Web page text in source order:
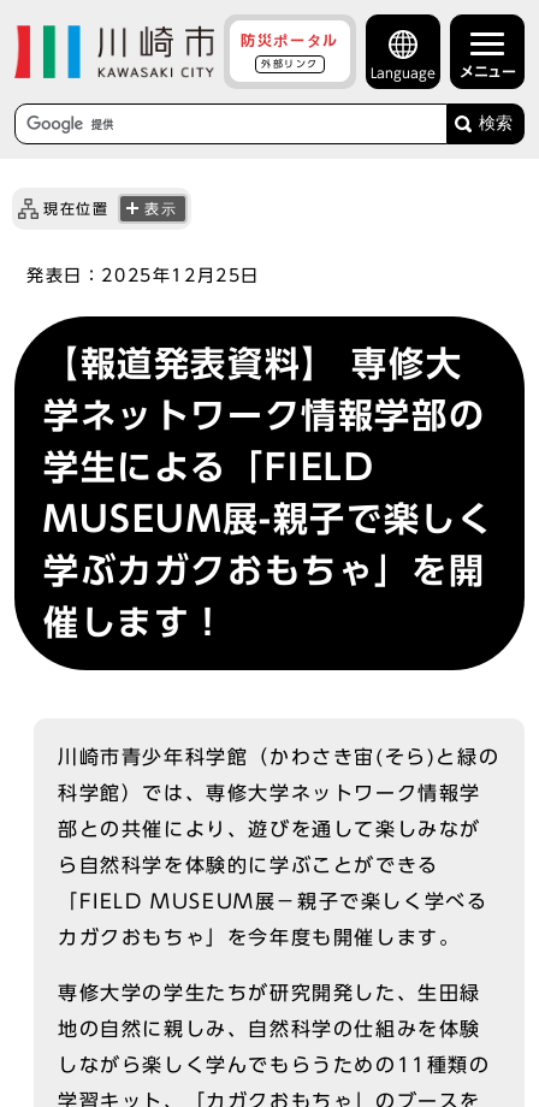
防災ポータル
外部リンク
Language メニュー
検索
現在位置 表示
発表日： 2025年12月25日
【報道発表資料】 専修大
学ネットワーク情報学部の
学生による「FIELD
MUSEUM展-親子で楽しく
学ぶカガクおもちゃ」を開
催します！
川崎市青少年科学館（かわさき宙(そら)と緑の
科学館）では、専修大学ネットワーク情報学
部との共催により、遊びを通して楽しみなが
ら自然科学を体験的に学ぶことができる
「FIELD MUSEUM展－親子で楽しく学べる
カガクおもちゃ」を今年度も開催します。
専修大学の学生たちが研究開発した、生田緑
地の自然に親しみ、自然科学の仕組みを体験
しながら楽しく学んでもらうための11種類の
学習キット、「カガクおもちゃ」のブースを